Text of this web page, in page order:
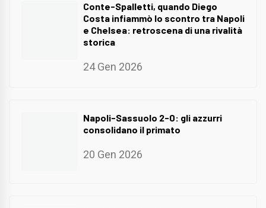
Conte-Spalletti, quando Diego
Costa infiammò lo scontro tra Napoli
e Chelsea: retroscena di una rivalità
storica
24 Gen 2026
Napoli-Sassuolo 2-0: gli azzurri
consolidano il primato
20 Gen 2026